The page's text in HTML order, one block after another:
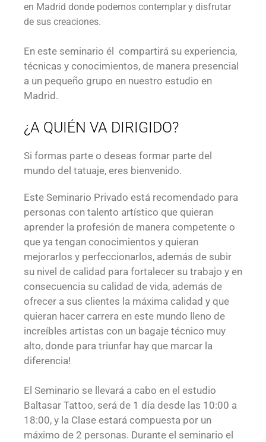
en Madrid donde podemos contemplar y disfrutar
de sus creaciones.
En este seminario él compartirá su experiencia,
técnicas y conocimientos, de manera presencial
a un pequeño grupo en nuestro estudio en
Madrid.
¿A QUIÉN VA DIRIGIDO?
Si formas parte o deseas formar parte del
mundo del tatuaje, eres bienvenido.
Este Seminario Privado está recomendado para
personas con talento artístico que quieran
aprender la profesión de manera competente o
que ya tengan conocimientos y quieran
mejorarlos y perfeccionarlos, además de subir
su nivel de calidad para fortalecer su trabajo y en
consecuencia su calidad de vida, además de
ofrecer a sus clientes la máxima calidad y que
quieran hacer carrera en este mundo lleno de
increíbles artistas con un bagaje técnico muy
alto, donde para triunfar hay que marcar la
diferencia!
El Seminario se llevará a cabo en el estudio
Baltasar Tattoo, será de 1 día desde las 10:00 a
18:00, y la Clase estará compuesta por un
máximo de 2 personas. Durante el seminario el